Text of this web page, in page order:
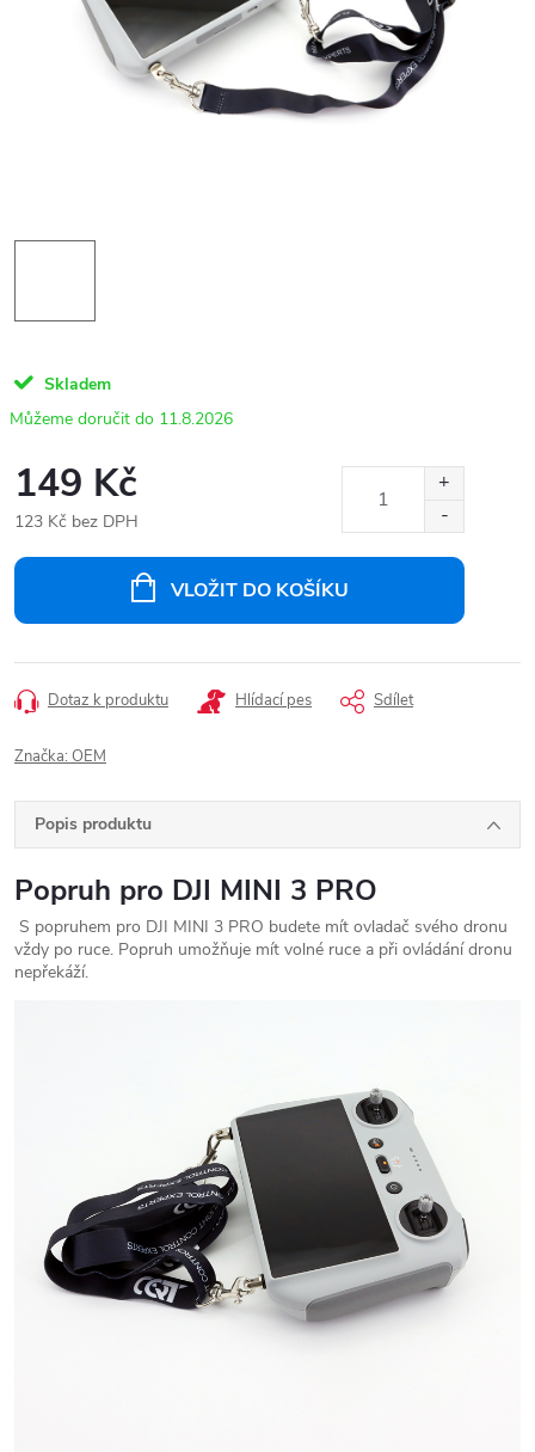
Skladem
11.8.2026
149 Kč
123 Kč bez DPH
VLOŽIT DO KOŠÍKU
Dotaz k produktu Hlídací pes Sdílet
Značka: OEM
Popis produktu
Popruh pro DJI MINI 3 PRO
S popruhem pro DJI MINI 3 PRO budete mít ovladač svého dronu
vždy po ruce. Popruh umožňuje mít volné ruce a při ovládání dronu
nepřekáží.